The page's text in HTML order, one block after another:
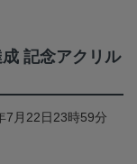
記念アクリル
7月22日23時59分